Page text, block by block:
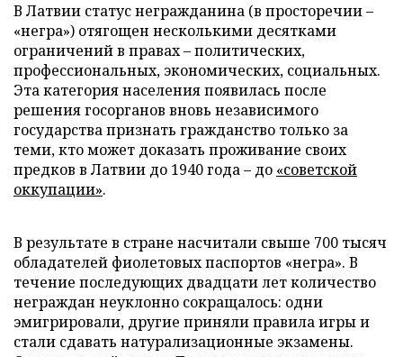
В Латвии статус негражданина (в просторечии –
«негра») отягощен несколькими десятками
ограничений в правах – политических,
профессиональных, экономических, социальных.
Эта категория населения появилась после
решения госорганов вновь независимого
государства признать гражданство только за
теми, кто может доказать проживание своих
предков в Латвии до 1940 года – до «советской
оккупации».
В результате в стране насчитали свыше 700 тысяч
обладателей фиолетовых паспортов «негра». В
течение последующих двадцати лет количество
неграждан неуклонно сокращалось: одни
эмигрировали, другие приняли правила игры и
стали сдавать натурализационные экзамены.